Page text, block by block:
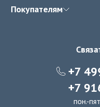
Покупателям
+7
+7
пон.-